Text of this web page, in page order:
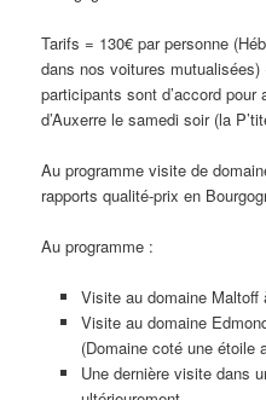
Tarifs = 130€ par personne
dans nos voitures
participants sont d’accord
d’Auxerre le samedi soir (la
Au programme visite de
rapports qualité-prix en
Au programme :
Visite au domaine Maltoff
Visite au domaine
(Domaine coté une étoile
Une dernière visite dans